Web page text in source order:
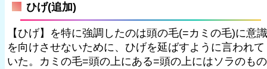
ひげ(追加)
【ひげ】を特に強調したのは頭の毛(=カミの毛)に意識
を向けさせないために、ひげを延ばすように言われて
いた。カミの毛=頭の上にある=頭の上にはソラのもの